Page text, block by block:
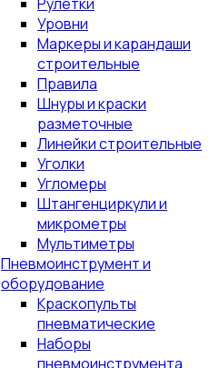
Уровни
Маркеры и карандаши
строительные
Правила
Шнуры и краски
разметочные
Линейки строительные
Уголки
Угломеры
Штангенциркули и
микрометры
Мультиметры
Пневмоинструмент и
оборудование
Краскопульты
пневматические
Наборы
пневмоинструмента